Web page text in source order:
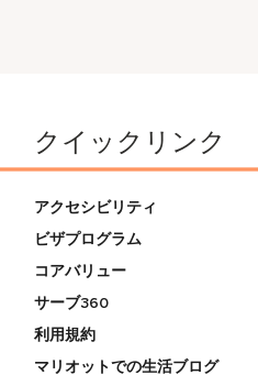
クイックリンク
アクセシビリティ
ビザプログラム
コアバリュー
サーブ360
利用規約
マリオットでの生活ブログ